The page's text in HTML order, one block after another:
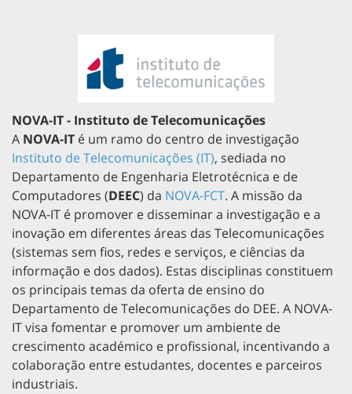
NOVA-IT - Instituto de Telecomunicações
A NOVA-IT é um ramo do centro de investigação
Instituto de Telecomunicações (IT), sediada no
Departamento de Engenharia Eletrotécnica e de
Computadores (DEEC) da NOVA-FCT. A missão da
NOVA-IT é promover e disseminar a investigação e a
inovação em diferentes áreas das Telecomunicações
(sistemas sem fios, redes e serviços, e ciências da
informação e dos dados). Estas disciplinas constituem
os principais temas da oferta de ensino do
Departamento de Telecomunicações do DEE. A NOVA-
IT visa fomentar e promover um ambiente de
crescimento académico e profissional, incentivando a
colaboração entre estudantes, docentes e parceiros
industriais.